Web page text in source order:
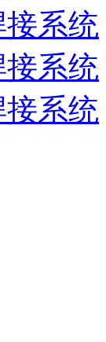
系统
系统
系统